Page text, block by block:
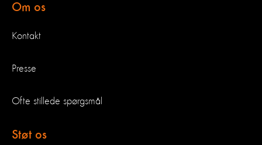
Om os
Kontakt
Presse
Ofte stillede spørgsmål
Støt os